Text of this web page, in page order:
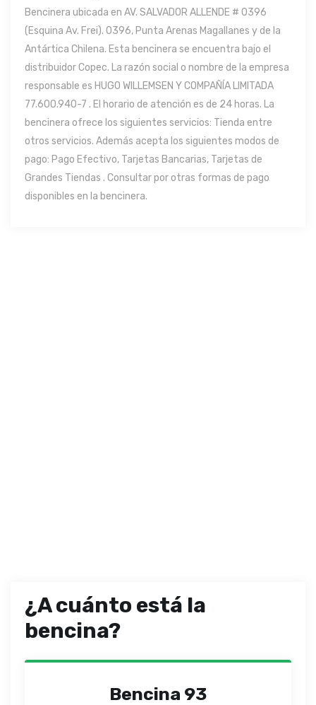
Bencinera ubicada en AV. SALVADOR ALLENDE # 0396
(Esquina Av. Frei). 0396, Punta Arenas Magallanes y de la
Antártica Chilena. Esta bencinera se encuentra bajo el
distribuidor Copec. La razón social o nombre de la empresa
responsable es HUGO WILLEMSEN Y COMPAÑÍA LIMITADA
77.600.940-­7 . El horario de atención es de 24 horas. La
bencinera ofrece los siguientes servicios: Tienda entre
otros servicios. Además acepta los siguientes modos de
pago: Pago Efectivo, Tarjetas Bancarias, Tarjetas de
Grandes Tiendas . Consultar por otras formas de pago
disponibles en la bencinera.
¿A cuánto está la
bencina?
Bencina 93